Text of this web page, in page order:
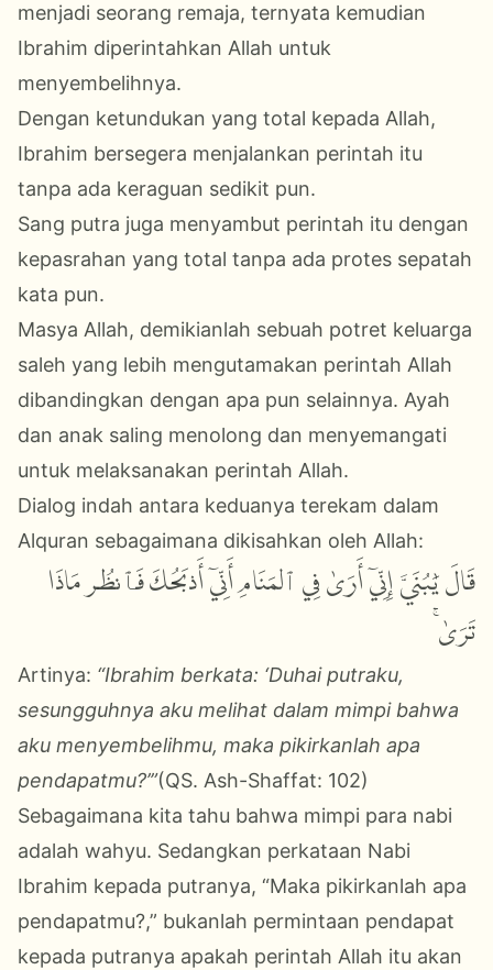
menjadi seorang remaja, ternyata kemudian
Ibrahim diperintahkan Allah untuk
menyembelihnya.
Dengan ketundukan yang total kepada Allah,
Ibrahim bersegera menjalankan perintah itu
tanpa ada keraguan sedikit pun.
Sang putra juga menyambut perintah itu dengan
kepasrahan yang total tanpa ada protes sepatah
kata pun.
Masya Allah, demikianlah sebuah potret keluarga
saleh yang lebih mengutamakan perintah Allah
dibandingkan dengan apa pun selainnya. Ayah
dan anak saling menolong dan menyemangati
untuk melaksanakan perintah Allah.
Dialog indah antara keduanya terekam dalam
Alquran sebagaimana dikisahkan oleh Allah:
قَالَ يَٰبُنَيَّ إِنِّيٓ أَرَىٰ فِي ٱلۡمَنَامِ أَنِّيٓ أَذۡبَحُكَ فَٱنظُرۡ مَاذَا
تَرَىٰۚ
Artinya: “Ibrahim berkata: ‘Duhai putraku,
sesungguhnya aku melihat dalam mimpi bahwa
aku menyembelihmu, maka pikirkanlah apa
pendapatmu?’”(QS. Ash-Shaffat: 102)
Sebagaimana kita tahu bahwa mimpi para nabi
adalah wahyu. Sedangkan perkataan Nabi
Ibrahim kepada putranya, “Maka pikirkanlah apa
pendapatmu?,” bukanlah permintaan pendapat
kepada putranya apakah perintah Allah itu akan